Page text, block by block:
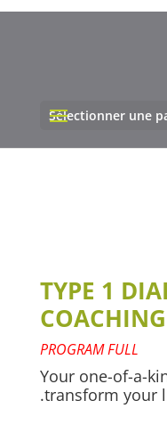
Sélectionner une
TYPE 1
PROGRAM FULL
Your one-of-a-
transform your